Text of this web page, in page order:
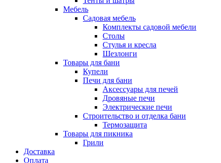
Мебель
Садовая мебель
Комплекты садовой мебели
Столы
Стулья и кресла
Шезлонги
Товары для бани
Купели
Печи для бани
Аксессуары для печей
Дровяные печи
Электрические печи
Строительство и отделка бани
Термозащита
Товары для пикника
Грили
Доставка
Оплата